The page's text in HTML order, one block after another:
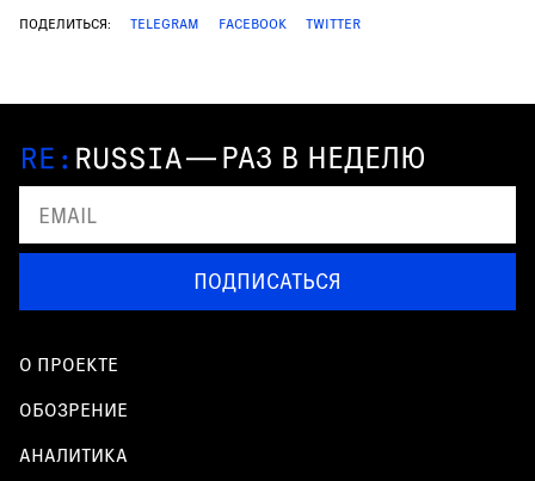
ПОДЕЛИТЬСЯ: TELEGRAM FACEBOOK TWITTER
— РАЗ В НЕДЕЛЮ
ПОДПИСАТЬСЯ
О ПРОЕКТЕ
ОБОЗРЕНИЕ
АНАЛИТИКА